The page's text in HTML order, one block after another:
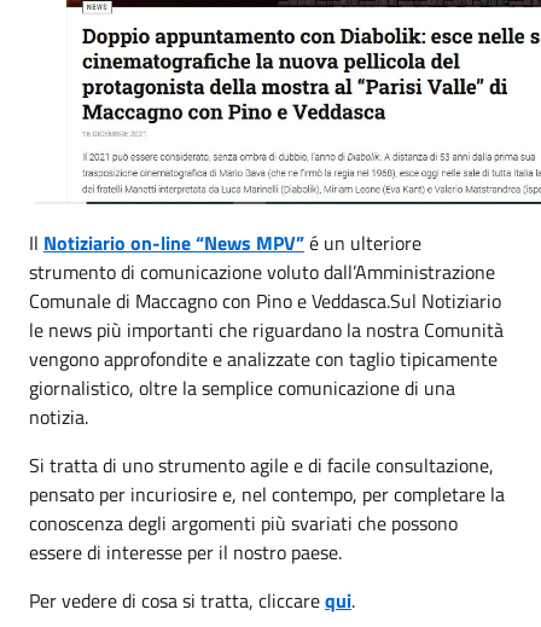
Il Notiziario on-line “News MPV”é un ulteriore
strumento di comunicazione voluto dall’Amministrazione
Comunale di Maccagno con Pino e Veddasca.Sul Notiziario
le news più importanti che riguardano la nostra Comunità
vengono approfondite e analizzate con taglio tipicamente
giornalistico, oltre la semplice comunicazione di una
notizia.
Si tratta di uno strumento agile e di facile consultazione,
pensato per incuriosire e, nel contempo, per completare la
conoscenza degli argomenti più svariati che possono
essere di interesse per il nostro paese.
Per vedere di cosa si tratta, cliccarequi.